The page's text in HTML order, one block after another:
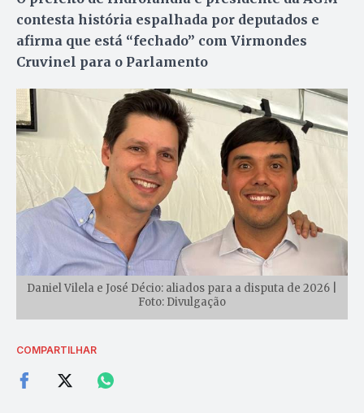
contesta história espalhada por deputados e
afirma que está “fechado” com Virmondes
Cruvinel para o Parlamento
Daniel Vilela e José Décio: aliados para a disputa de 2026 |
Foto: Divulgação
COMPARTILHAR